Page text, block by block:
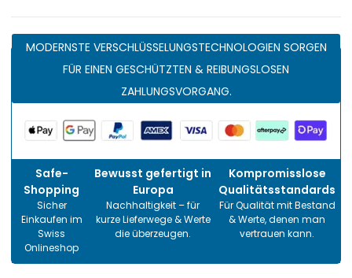
MODERNSTE VERSCHLÜSSELUNGSTECHNOLOGIEN SORGEN
FÜR EINEN GESCHÜTZTEN & REIBUNGSLOSEN
ZAHLUNGSVORGANG.
Safe-
Shopping
Sicher
Einkaufen im
Swiss
Onlineshop
Bewusst gefertigt in
Europa
Nachhaltigkeit – für
kurze Lieferwege & Werte
die überzeugen.
Kompromisslose
Qualitätsstandards
Für Qualität mit Bestand
& Werte, denen man
vertrauen kann.